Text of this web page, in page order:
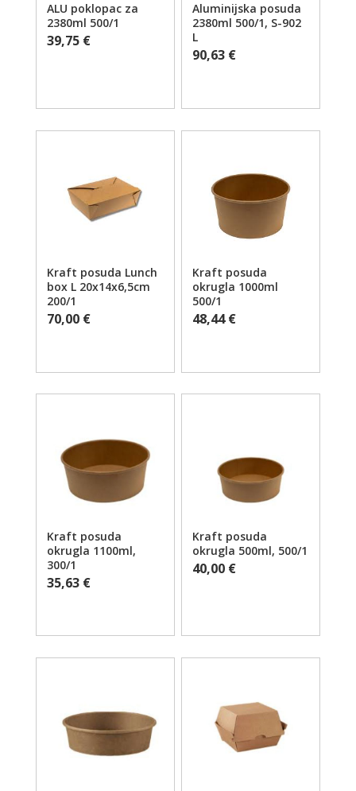
ALU poklopac za
2380ml 500/1
39,75 €
Aluminijska posuda
2380ml 500/1, S-902
L
90,63 €
Kraft posuda Lunch
box L 20x14x6,5cm
200/1
70,00 €
Kraft posuda
okrugla 1000ml
500/1
48,44€
Kraft posuda
okrugla 1100ml,
300/1
35,63 €
Kraft posuda
okrugla 500ml, 500/1
40,00 €